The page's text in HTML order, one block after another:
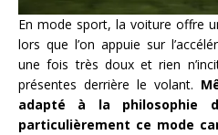
En mode sport, la voiture offre
lors que l’on appuie sur
une fois très doux et rien
présentes derrière le volant.
adapté à la philosophie
particulièrement ce mode